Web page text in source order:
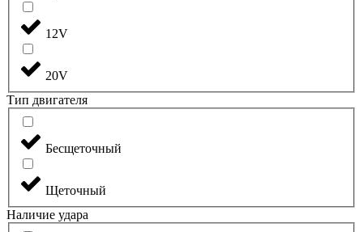
12V
20V
Тип двигателя
Бесщеточный
Щеточный
Наличие удара